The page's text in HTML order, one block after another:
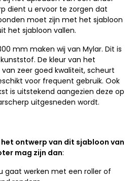
dient u ervoor te zorgen dat
moet zijn met het sjabloon
het sjabloon vallen.
mm maken wij van Mylar. Dit is
De kleur van het
van zeer goed kwaliteit, scheurt
voor frequent gebruik. Ook
is uitstekend aangezien deze op
uitgesneden wordt.
ontwerp van dit sjabloon van
mag zijn dan:
gaat werken met een roller of